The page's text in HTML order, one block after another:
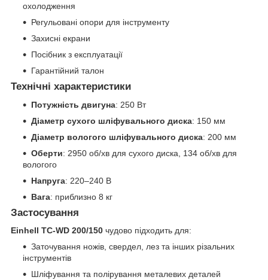
охолодження
Регульовані опори для інструменту
Захисні екрани
Посібник з експлуатації
Гарантійний талон
Технічні характеристики
Потужність двигуна: 250 Вт
Діаметр сухого шліфувального диска: 150 мм
Діаметр вологого шліфувального диска: 200 мм
Оберти: 2950 об/хв для сухого диска, 134 об/хв для
вологого
Напруга: 220–240 В
Вага: приблизно 8 кг
Застосування
Einhell TC-WD 200/150 чудово підходить для:
Заточування ножів, свердел, лез та інших різальних
інструментів
Шліфування та полірування металевих деталей